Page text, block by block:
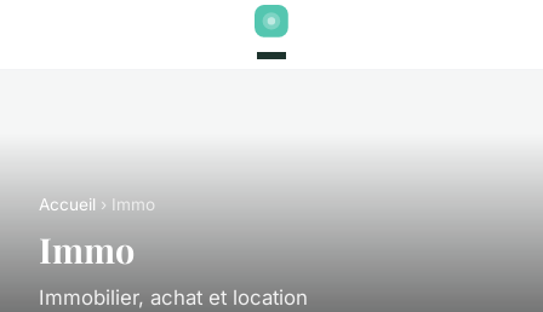
Accueil › Immo
Immo
Immobilier, achat et location